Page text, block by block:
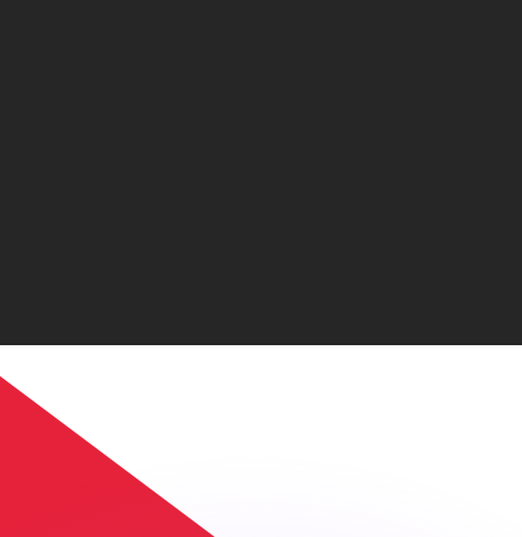
taxas concorrentes.
é apenas para fins informativos. Você não pagará
a Xe?